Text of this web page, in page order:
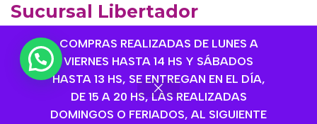
COMPRAS REALIZADAS DE LUNES A
VIERNES HASTA 14 HS Y SÁBADOS
HASTA 13 HS, SE ENTREGAN EN EL DÍA,
DE 15 A 20 HS, LAS REALIZADAS
DOMINGOS O FERIADOS, AL SIGUIENTE
Sucursal Libertador
Av. del Libertador 1915, Vte. López, Provincia de
Buenos Aires
Lunes a Viernes de 9hs a 13hs / 16hs a 20hs